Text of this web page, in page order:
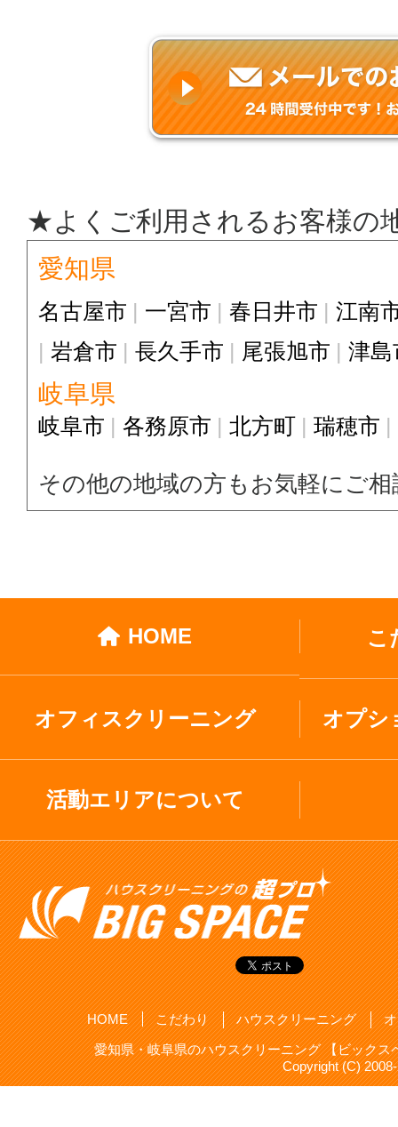
★よくご利用されるお客様の
愛知県
名古屋市 一宮市 春日井市
江南
岩倉市
長久手市 尾張旭市 津島
岐阜県
岐阜市 各務原市 北方町 瑞穂市
その他の地域の方もお気軽にご
HOME こ
オフィスクリーニング オプシ
活動エリアについて
HOME こだわり ハウスクリーニング
愛知県・岐阜県のハウスクリーニング 【ビック
Copyright (C)